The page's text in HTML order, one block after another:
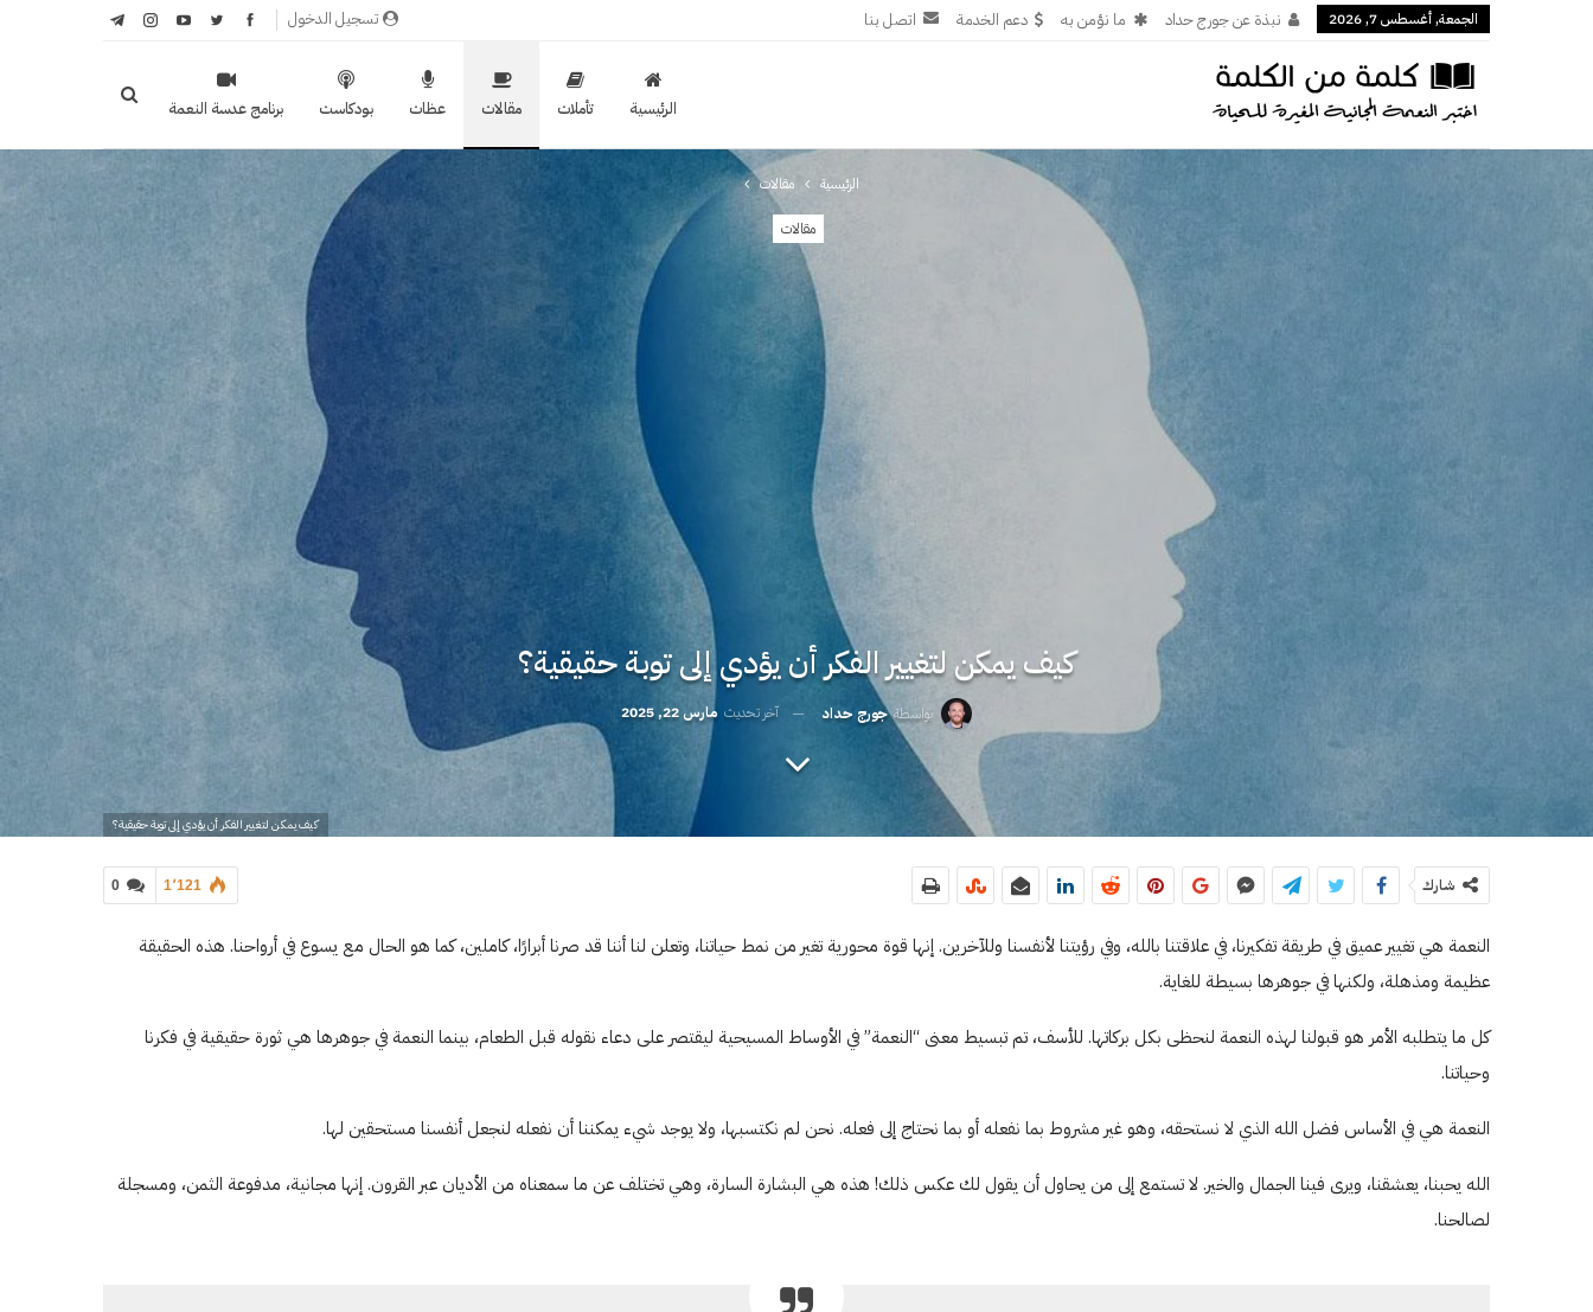
تسجيل الدخول الجمعة, أغسطس 7, 2026 نبذة عن جورج حداد ما نؤمن به دعم الخدمة اتصل بنا
الرئيسية تأملات مقالات عظات بودكاست برنامج عدسة النعمة
الرئيسية مقالات
مقالات
كيف يمكن لتغيير الفكر أن يؤدي إلى توبة حقيقية؟
بواسطةجورج حداد آخر تحديث مارس 22, 2025
كيف يمكن لتغيير الفكر أن يؤدي إلى توبة حقيقية؟
0 1٬121 شارك
النعمة هي تغيير عميق في طريقة تفكيرنا، في علاقتنا بالله، وفي رؤيتنا لأنفسنا وللآخرين. إنها قوة محورية تغير من نمط حياتنا، وتعلن لنا أننا قد صرنا أبرارًا، كاملين، كما هو الحال مع يسوع في أرواحنا. هذه الحقيقة
عظيمة ومذهلة، ولكنها في جوهرها بسيطة للغاية.
كل ما يتطلبه الأمر هو قبولنا لهذه النعمة لنحظى بكل بركاتها. للأسف، تم تبسيط معنى “النعمة” في الأوساط المسيحية ليقتصر على دعاء نقوله قبل الطعام، بينما النعمة في جوهرها هي ثورة حقيقية في فكرنا
وحياتنا.
النعمة هي في الأساس فضل الله الذي لا نستحقه، وهو غير مشروط بما نفعله أو بما نحتاج إلى فعله. نحن لم نكتسبها، ولا يوجد شيء يمكننا أن نفعله لنجعل أنفسنا مستحقين لها.
الله يحبنا، يعشقنا، ويرى فينا الجمال والخير. لا تستمع إلى من يحاول أن يقول لك عكس ذلك! هذه هي البشارة السارة، وهي تختلف عن ما سمعناه من الأديان عبر القرون. إنها مجانية، مدفوعة الثمن، ومسجلة
لصالحنا.